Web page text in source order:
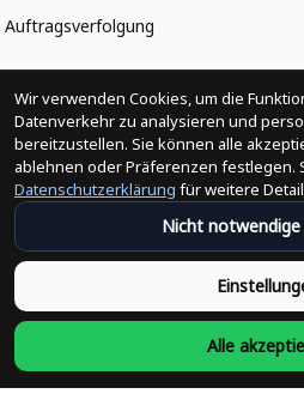
Auftragsverfolgung
Politiken
Änderungen der Bestellung
Versandpolitik
Rückerstattungsrichtlinie
Rückgabepolitik
Wir verwenden Cookies, um die
Datenverkehr zu analysieren und
bereitzustellen. Sie können alle
ablehnen oder Präferenzen festlegen.
Datenschutzerklärung für weitere
Nicht notwendige
Alle